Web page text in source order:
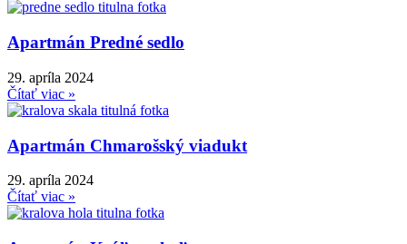
Apartmán Predné sedlo
29. apríla 2024
Čítať viac »
Apartmán Chmarošský viadukt
29. apríla 2024
Čítať viac »